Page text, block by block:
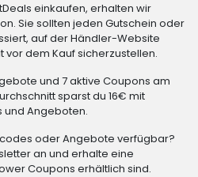
einkaufen, erhalten wir
Sie sollten jeden Gutschein oder
auf der Händler-Website
dem Kauf sicherzustellen.
und 7 aktive Coupons am
sparst du 16€ mit
Angeboten.
oder Angebote verfügbar?
an und erhalte eine
Coupons erhältlich sind.